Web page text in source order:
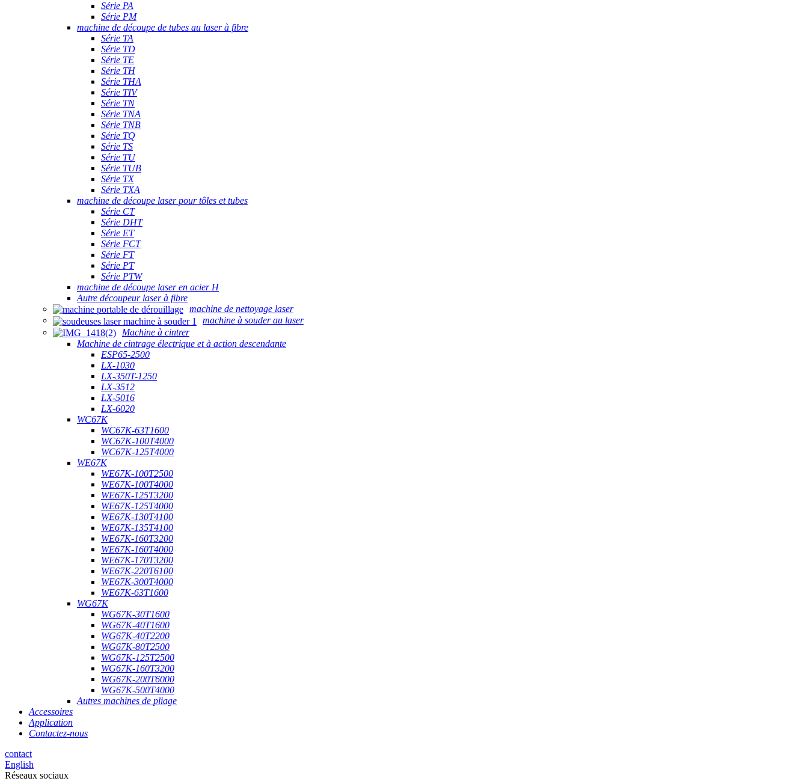
Série PA
Série PM
machine de découpe de tubes au laser à fibre
Série TA
Série TD
Série TE
Série TH
Série THA
Série TIV
Série TN
Série TNA
Série TNB
Série TQ
Série TS
Série TU
Série TUB
Série TX
Série TXA
machine de découpe laser pour tôles et tubes
Série CT
Série DHT
Série ET
Série FCT
Série FT
Série PT
Série PTW
machine de découpe laser en acier H
Autre découpeur laser à fibre
machine de nettoyage laser
machine à souder au laser
Machine à cintrer
Machine de cintrage électrique et à action descendante
ESP65-2500
LX-1030
LX-350T-1250
LX-3512
LX-5016
LX-6020
WC67K
WC67K-63T1600
WC67K-100T4000
WC67K-125T4000
WE67K
WE67K-100T2500
WE67K-100T4000
WE67K-125T3200
WE67K-125T4000
WE67K-130T4100
WE67K-135T4100
WE67K-160T3200
WE67K-160T4000
WE67K-170T3200
WE67K-220T6100
WE67K-300T4000
WE67K-63T1600
WG67K
WG67K-30T1600
WG67K-40T1600
WG67K-40T2200
WG67K-80T2500
WG67K-125T2500
WG67K-160T3200
WG67K-200T6000
WG67K-500T4000
Autres machines de pliage
Accessoires
Application
Contactez-nous
contact
English
Réseaux sociaux